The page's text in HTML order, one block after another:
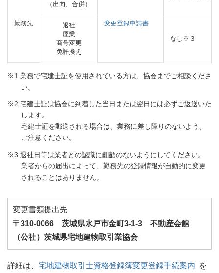
勤務先
（出向、合併）
変更登録申請書
退社
廃業
商号変更
免許換え
なし※３
※1 業務で宅建士証を使用されている方は、協会までご相談くださ
い。
※2 宅建士証は協会に到着した当日または翌日には必ずご返送いた
します。
宅建士証を郵送される場合は、業務に差し障りのないよう、
ご注意ください。
※3 退社日等は業者との認識に齟齬のないようにしてください。
業者からの届出によって、勤務先の登録情報が自動的に変更
されることはありません。
変更書類提出先
〒310-0066 茨城県水戸市金町3-1-3 不動産会館
（公社）茨城県宅地建物取引業協会
詳細は、 宅地建物取引士資格登録簿変更登録手続案内
を